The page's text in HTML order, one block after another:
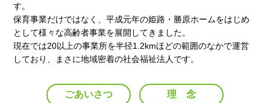
す。
保育事業だけではなく、平成元年の姫路・勝原ホームをはじめ
として様々な高齢者事業を展開してきました。
現在では20以上の事業所を半径1.2kmほどの範囲のなかで運営
しており、まさに地域密着の社会福祉法人です。
ごあいさつ 理 念